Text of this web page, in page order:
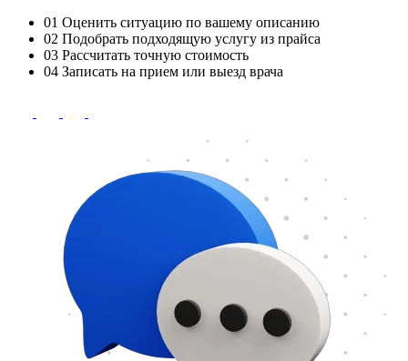
01 Оценить ситуацию по вашему описанию
02 Подобрать подходящую услугу из прайса
03 Рассчитать точную стоимость
04 Записать на прием или выезд врача